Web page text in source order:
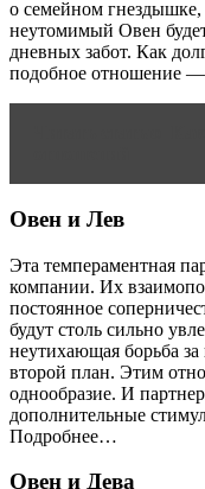
о семейном гнездышке,
неутомимый Овен
дневных забот. Как
подобное отношение
Овен и Лев
Эта темпераментная
компании. Их
постоянное
будут столь сильно
неутихающая борьба за
второй план. Этим
однообразие. И
дополнительные
Подробнее…
Овен и Дева